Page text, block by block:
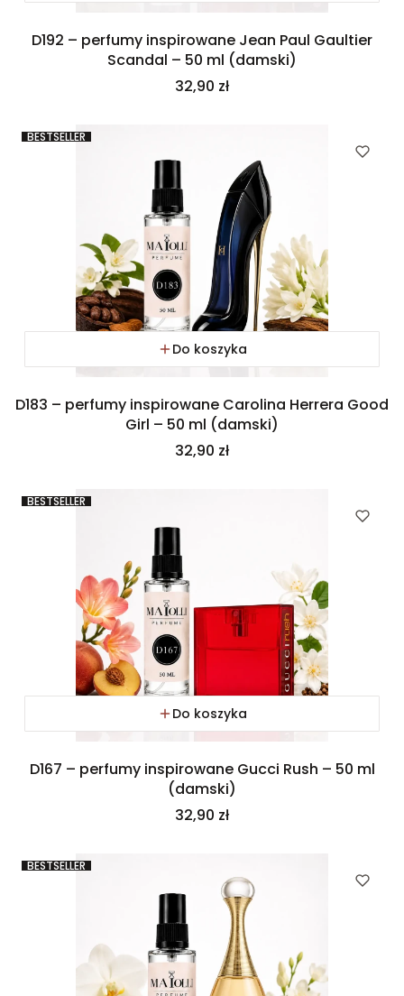
D192 – perfumy inspirowane Jean Paul Gaultier
Scandal – 50 ml (damski)
Cena
32,90 zł
BESTSELLER
Do koszyka
D183 – perfumy inspirowane Carolina Herrera Good
Girl – 50 ml (damski)
Cena
32,90 zł
BESTSELLER
Do koszyka
D167 – perfumy inspirowane Gucci Rush – 50 ml
(damski)
Cena
32,90 zł
BESTSELLER